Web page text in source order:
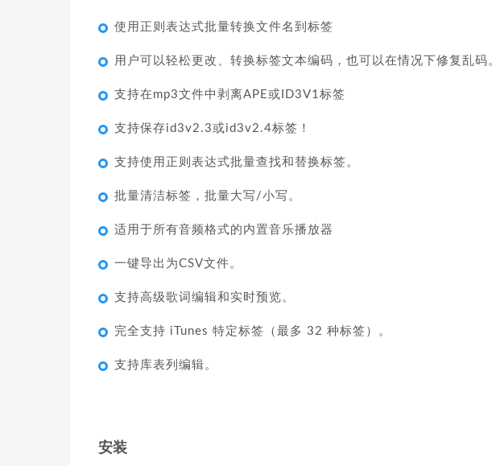
使用正则表达式批量转换文件名到标签
用户可以轻松更改、转换标签文本编码，也可以在情况下修复乱码。
支持在mp3文件中剥离APE或ID3V1标签
支持保存id3v2.3或id3v2.4标签！
支持使用正则表达式批量查找和替换标签。
批量清洁标签，批量大写/小写。
适用于所有音频格式的内置音乐播放器
一键导出为CSV文件。
支持高级歌词编辑和实时预览。
完全支持 iTunes 特定标签（最多 32 种标签）。
支持库表列编辑。
安装